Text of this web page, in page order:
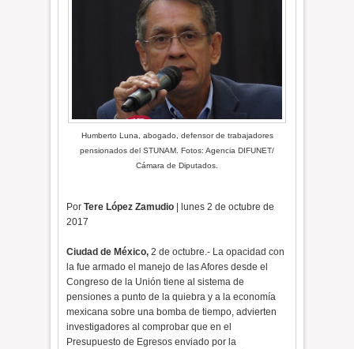
Humberto Luna, abogado, defensor de trabajadores
pensionados del STUNAM. Fotos: Agencia DIFUNET/
Cámara de Diputados.
PorTere López Zamudio | lunes 2 de octubre de
2017
Ciudad de México, 2 de octubre.- La opacidad con
la fue armado el manejo de las Afores desde el
Congreso de la Unión tiene al sistema de
pensiones a punto de la quiebra y a la economía
mexicana sobre una bomba de tiempo, advierten
investigadores al comprobar que en el
Presupuesto de Egresos enviado por la